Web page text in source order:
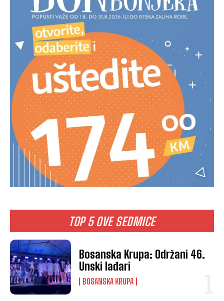
TOP 5 OVE SEDMICE
Bosanska Krupa: Održani 46.
Unski lađari
BOSANSKA KRUPA